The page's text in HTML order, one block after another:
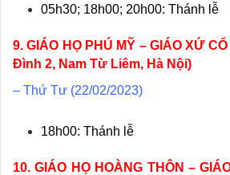
05h30; 18h00; 20h00: Thánh lễ
9. GIÁO HỌ PHÚ MỸ – GIÁO XỨ
Đình 2, Nam Từ Liêm, Hà Nội)
– Thứ Tư (22/02/2023)
18h00: Thánh lễ
10. GIÁO HỌ HOÀNG THÔN –